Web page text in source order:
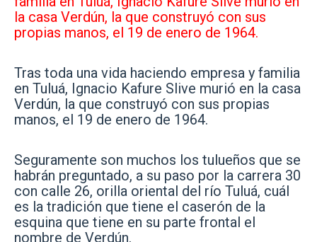
Tras toda una vida haciendo empresa y familia
en Tuluá, Ignacio Kafure Slive murió en la casa
Verdún, la que construyó con sus propias
manos, el 19 de enero de 1964.
Seguramente son muchos los tulueños que se
habrán preguntado, a su paso por la carrera 30
con calle 26, orilla oriental del río Tuluá, cuál
es la tradición que tiene el caserón de la
esquina que tiene en su parte frontal el
nombre de Verdún.